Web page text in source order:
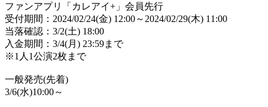
ファンアプリ「カレアイ+」会員先行
受付期間：2024/02/24(金) 12:00～2024/02/29(木) 11:00
当落確認：3/2(土) 18:00
入金期間：3/4(月) 23:59まで
※1人1公演2枚まで
一般発売(先着)
3/6(水)10:00～